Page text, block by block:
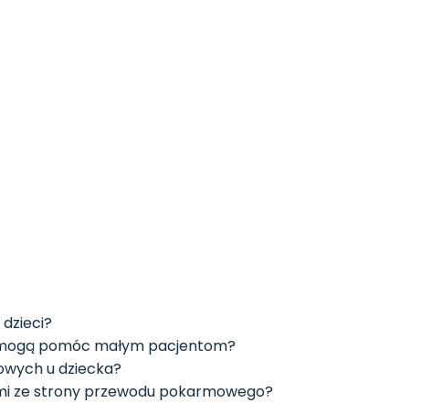
pomóc małym pacjentom?
u dziecka?
ze strony przewodu pokarmowego?